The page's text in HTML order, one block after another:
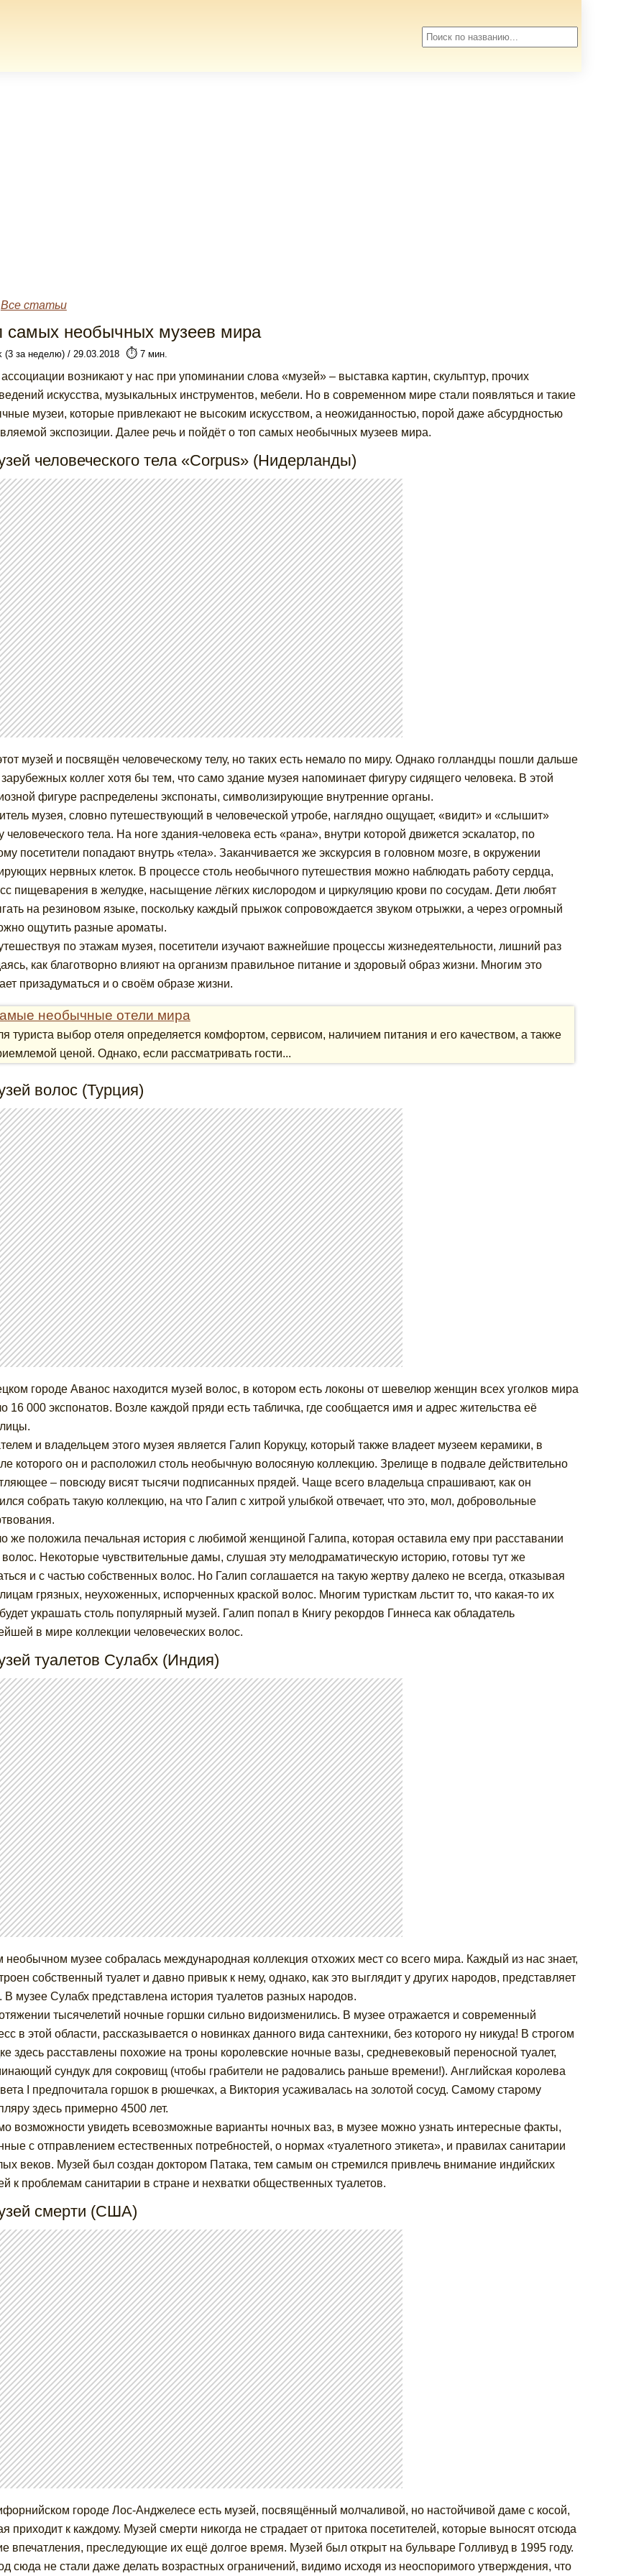
Все статьи
самых необычных музеев мира
(3 за неделю) / 29.03.2018 ⏱️7 мин.
ассоциации возникают у нас при упоминании слова «музей» – выставка картин, скульптур, прочих
искусства, музыкальных инструментов, мебели. Но в современном мире стали появляться и такие
музеи, которые привлекают не высоким искусством, а неожиданностью, порой даже абсурдностью
экспозиции. Далее речь и пойдёт о топ самых необычных музеев мира.
человеческого тела «Corpus» (Нидерланды)
музей и посвящён человеческому телу, но таких есть немало по миру. Однако голландцы пошли дальше
коллег хотя бы тем, что само здание музея напоминает фигуру сидящего человека. В этой
фигуре распределены экспонаты, символизирующие внутренние органы.
музея, словно путешествующий в человеческой утробе, наглядно ощущает, «видит» и «слышит»
человеческого тела. На ноге здания-человека есть «рана», внутри которой движется эскалатор, по
посетители попадают внутрь «тела». Заканчивается же экскурсия в головном мозге, в окружении
нервных клеток. В процессе столь необычного путешествия можно наблюдать работу сердца,
пищеварения в желудке, насыщение лёгких кислородом и циркуляцию крови по сосудам. Дети любят
на резиновом языке, поскольку каждый прыжок сопровождается звуком отрыжки, а через огромный
ощутить разные ароматы.
по этажам музея, посетители изучают важнейшие процессы жизнедеятельности, лишний раз
как благотворно влияют на организм правильное питание и здоровый образ жизни. Многим это
призадуматься и о своём образе жизни.
необычные отели мира
туриста выбор отеля определяется комфортом, сервисом, наличием питания и его качеством, а также
ценой. Однако, если рассматривать гости...
волос (Турция)
городе Аванос находится музей волос, в котором есть локоны от шевелюр женщин всех уголков мира
16 000 экспонатов. Возле каждой пряди есть табличка, где сообщается имя и адрес жительства её
и владельцем этого музея является Галип Корукцу, который также владеет музеем керамики, в
которого он и расположил столь необычную волосяную коллекцию. Зрелище в подвале действительно
– повсюду висят тысячи подписанных прядей. Чаще всего владельца спрашивают, как он
собрать такую коллекцию, на что Галип с хитрой улыбкой отвечает, что это, мол, добровольные
же положила печальная история с любимой женщиной Галипа, которая оставила ему при расставании
волос. Некоторые чувствительные дамы, слушая эту мелодраматическую историю, готовы тут же
и с частью собственных волос. Но Галип соглашается на такую жертву далеко не всегда, отказывая
грязных, неухоженных, испорченных краской волос. Многим туристкам льстит то, что какая-то их
украшать столь популярный музей. Галип попал в Книгу рекордов Гиннеса как обладатель
в мире коллекции человеческих волос.
туалетов Сулабх (Индия)
необычном музее собралась международная коллекция отхожих мест со всего мира. Каждый из нас знает,
собственный туалет и давно привык к нему, однако, как это выглядит у других народов, представляет
В музее Сулабх представлена история туалетов разных народов.
тысячелетий ночные горшки сильно видоизменились. В музее отражается и современный
в этой области, рассказывается о новинках данного вида сантехники, без которого ну никуда! В строгом
здесь расставлены похожие на троны королевские ночные вазы, средневековый переносной туалет,
сундук для сокровищ (чтобы грабители не радовались раньше времени!). Английская королева
I предпочитала горшок в рюшечках, а Виктория усаживалась на золотой сосуд. Самому старому
здесь примерно 4500 лет.
возможности увидеть всевозможные варианты ночных ваз, в музее можно узнать интересные факты,
с отправлением естественных потребностей, о нормах «туалетного этикета», и правилах санитарии
веков. Музей был создан доктором Патака, тем самым он стремился привлечь внимание индийских
к проблемам санитарии в стране и нехватки общественных туалетов.
смерти (США)
городе Лос-Анджелесе есть музей, посвящённый молчаливой, но настойчивой даме с косой,
приходит к каждому. Музей смерти никогда не страдает от притока посетителей, которые выносят отсюда
впечатления, преследующие их ещё долгое время. Музей был открыт на бульваре Голливуд в 1995 году.
сюда не стали даже делать возрастных ограничений, видимо исходя из неоспоримого утверждения, что